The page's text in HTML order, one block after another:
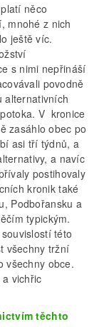
něco
mnohé z nich
ještě víc.
s nimi nepřináší
povodně
alternativních
V kronice
zasáhlo obec po
asi tří týdnů, a
a navíc
postihovaly
kronik také
Podbořansku a
typickým.
této
všechny tržní
všechny obce.
vichřic
těchto